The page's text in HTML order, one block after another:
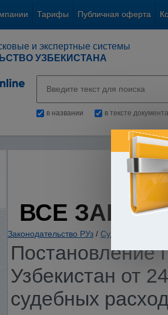
Тарифы Публичная оферта
и экспертные системы
УЗБЕКИСТАНА
в названии в тексте документа
ВСЕ
Законодательство РУз / Судебные акты
Постановление
Узбекистан от
судебных